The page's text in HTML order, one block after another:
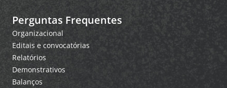
Perguntas Frequentes
Organizacional
Editais e convocatórias
Relatórios
Demonstrativos
Balanços